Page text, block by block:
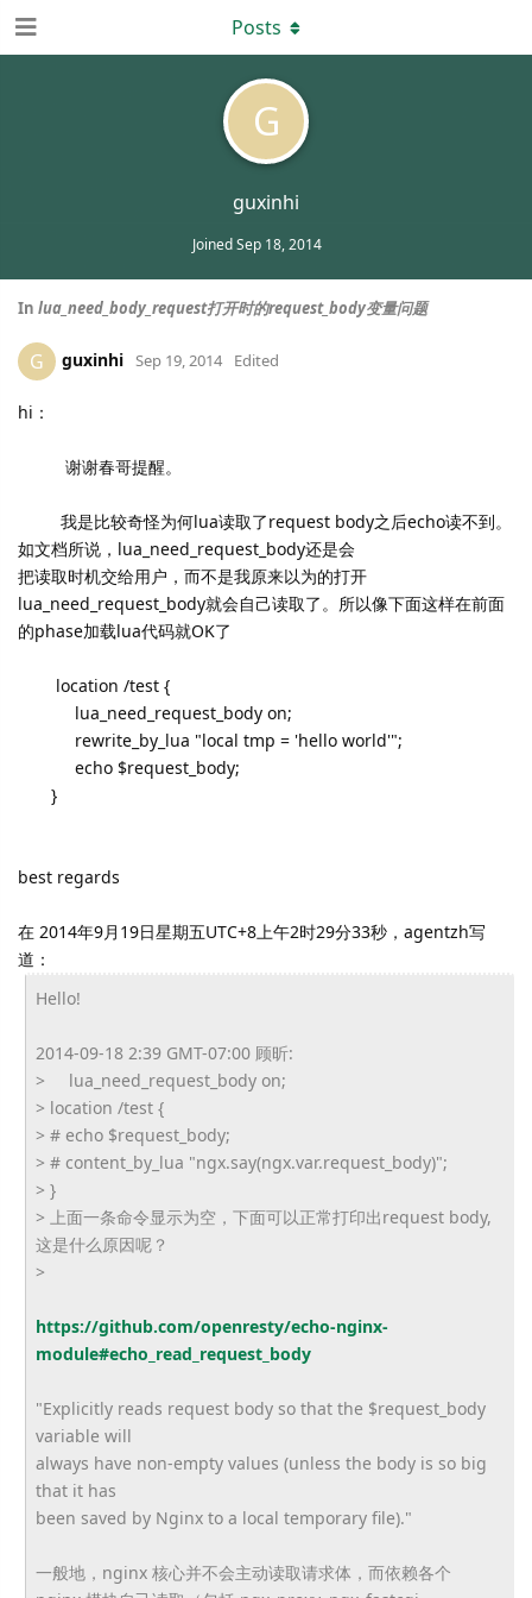
G
guxinhi
JoinedSep 18, 2014
Posts
In lua_need_body_request打开时的request_body变量问题
G guxinhi Sep 19, 2014 Edited
hi：
谢谢春哥提醒。
我是比较奇怪为何lua读取了request body之后echo读不到。
如文档所说，lua_need_request_body还是会
把读取时机交给用户，而不是我原来以为的打开
lua_need_request_body就会自己读取了。所以像下面这样在前面
的phase加载lua代码就OK了
location /test {
lua_need_request_body on;
rewrite_by_lua "local tmp = 'hello world'";
echo $request_body;
}
best regards
在 2014年9月19日星期五UTC+8上午2时29分33秒，agentzh写
道：
Hello!
2014-09-18 2:39 GMT-07:00 顾昕:
> lua_need_request_body on;
> location /test {
> # echo $request_body;
> # content_by_lua "ngx.say(ngx.var.request_body)";
> }
> 上面一条命令显示为空，下面可以正常打印出request body,
这是什么原因呢？
>
https://github.com/openresty/echo-nginx-
module#echo_read_ request_body
"Explicitly reads request body so that the $request_body
variable will
always have non-empty values (unless the body is so big
that it has
been saved by Nginx to a local temporary file)."
一般地，nginx 核心并不会主动读取请求体，而依赖各个